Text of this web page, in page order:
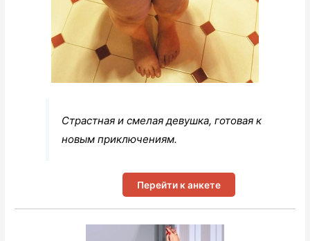
Страстная и смелая девушка, готовая к
новым приключениям.
Перейти к анкете